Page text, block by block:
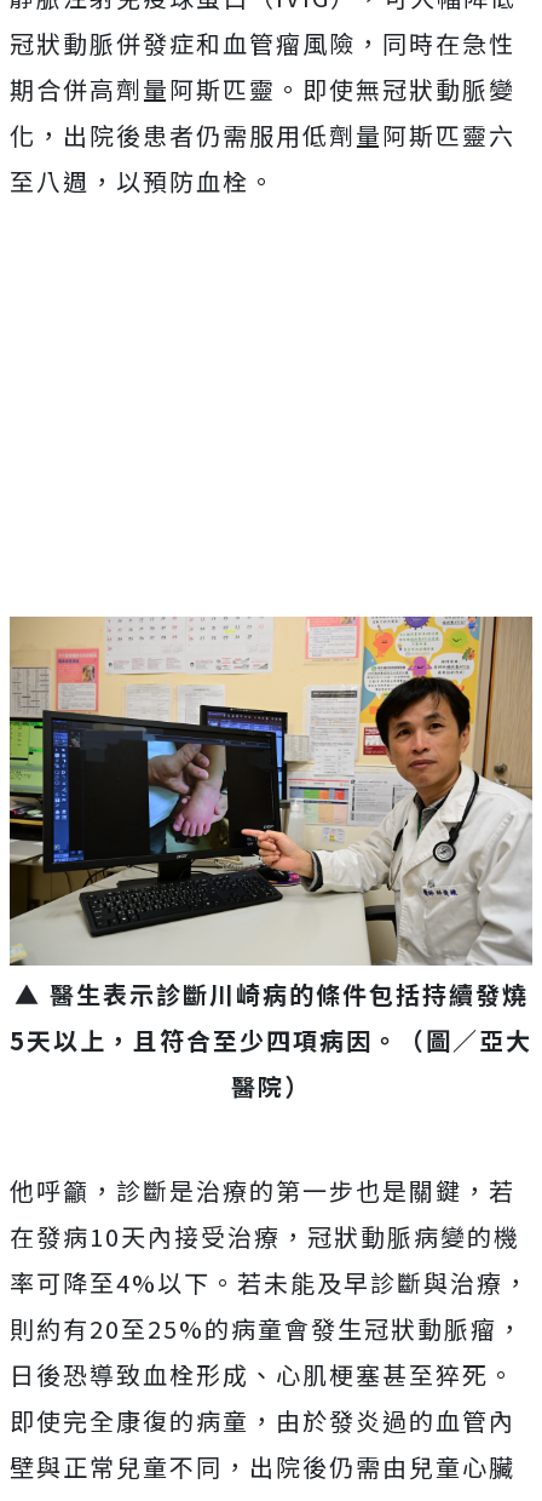
冠狀動脈併發症和血管瘤風險，同時在急性
期合併高劑量阿斯匹靈。即使無冠狀動脈變
化，出院後患者仍需服用低劑量阿斯匹靈六
至八週，以預防血栓。
▲ 醫生表示診斷川崎病的條件包括持續發燒
5天以上，且符合至少四項病因。（圖／亞大
醫院）
他呼籲，診斷是治療的第一步也是關鍵，若
在發病10天內接受治療，冠狀動脈病變的機
率可降至4%以下。若未能及早診斷與治療，
則約有20至25%的病童會發生冠狀動脈瘤，
日後恐導致血栓形成、心肌梗塞甚至猝死。
即使完全康復的病童，由於發炎過的血管內
壁與正常兒童不同，出院後仍需由兒童心臟